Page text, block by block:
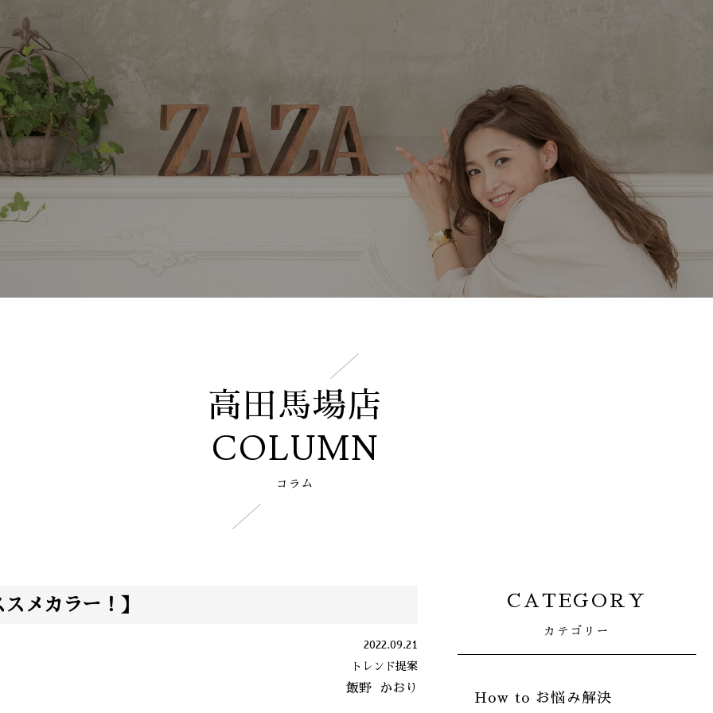
高田馬場店
COLUMN
コラム
メカラー！】
2022.09.21
トレンド提案
飯野 かおり
CATEGORY
カテゴリー
How to お悩み解決